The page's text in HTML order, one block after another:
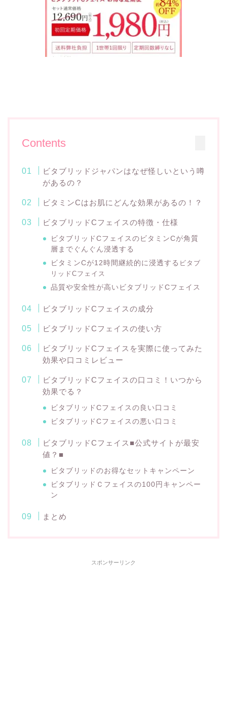
Contents
ビタブリッドジャパンはなぜ怪しいという噂
があるの？
ビタミンCはお肌にどんな効果があるの！？
ビタブリッドCフェイスの特徴・仕様
ビタブリッドCフェイスのビタミンCが角質
層までぐんぐん浸透する
ビタミンCが12時間継続的に浸透する ビタブ
リッドCフェイス
品質や安全性が高いビタブリッドCフェイス
ビタブリッドCフェイスの成分
ビタブリッドCフェイスの使い方
ビタブリッドCフェイスを実際に使ってみた
効果や口コミレビュー
ビタブリッドCフェイスの口コミ！いつから
効果でる？
ビタブリッドCフェイスの良い口コミ
ビタブリッドCフェイスの悪い口コミ
ビタブリッドCフェイス■公式サイトが最安
値？■
ビタブリッドのお得なセットキャンペーン
ビタブリッドＣフェイスの100円キャンペー
ン
まとめ
スポンサーリンク